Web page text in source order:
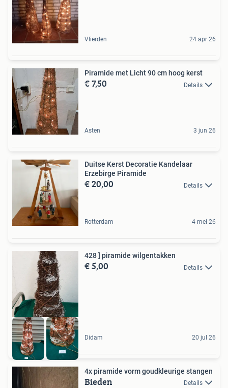
Vlierden 24 apr 26
Piramide met Licht 90 cm hoog kerst
€ 7,50 Details
Asten 3 jun 26
Duitse Kerst Decoratie Kandelaar
Erzebirge Piramide
€ 20,00 Details
Rotterdam 4 mei 26
428 ] piramide wilgentakken
€ 5,00 Details
Didam 20 jul 26
4x piramide vorm goudkleurige stangen
Bieden Details